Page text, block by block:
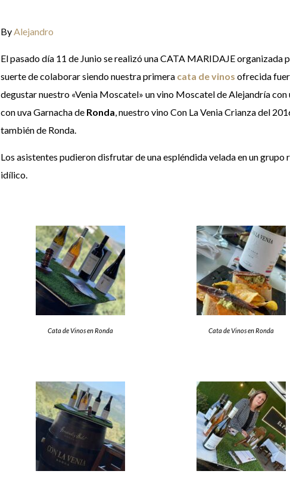
ByAlejandro
El pasado día 11 de Junio se realizó una CATA MARIDAJE organizada
suerte de colaborar siendo nuestra primera cata de vinos ofrecida
degustar nuestro «Venia Moscatel» un vino Moscatel de Alejandría
con uva Garnacha de Ronda, nuestro vino Con La Venia Crianza del
también de Ronda.
Los asistentes pudieron disfrutar de una espléndida velada en un
idílico.
Cata de Vinos en Ronda Cata de Vinos en Ronda